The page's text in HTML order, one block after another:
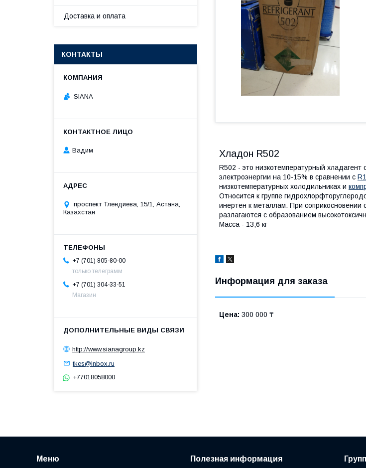
Хладон R502
R502 - это низкотемпературный
электроэнергии на 10-15% в сравнении с
низкотемпературных холодильниках и
Относится к группе
инертен к металлам. При
разлагаются с образованием
Масса - 13,6 кг
Информация для заказа
Цена: 300 000 ₸
Доставка и оплата
КОНТАКТЫ
SIANA
Вадим
проспект Тлендиева, 15/1, Астана,
Казахстан
+7 (701) 805-80-00
только телеграмм
+7 (701) 304-33-51
Магазин
http://www.sianagroup.kz
tkes@inbox.ru
+77018058000
Меню Полезная информация